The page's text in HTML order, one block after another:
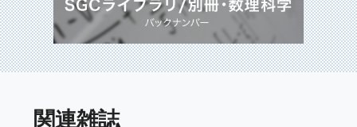
関連雑誌